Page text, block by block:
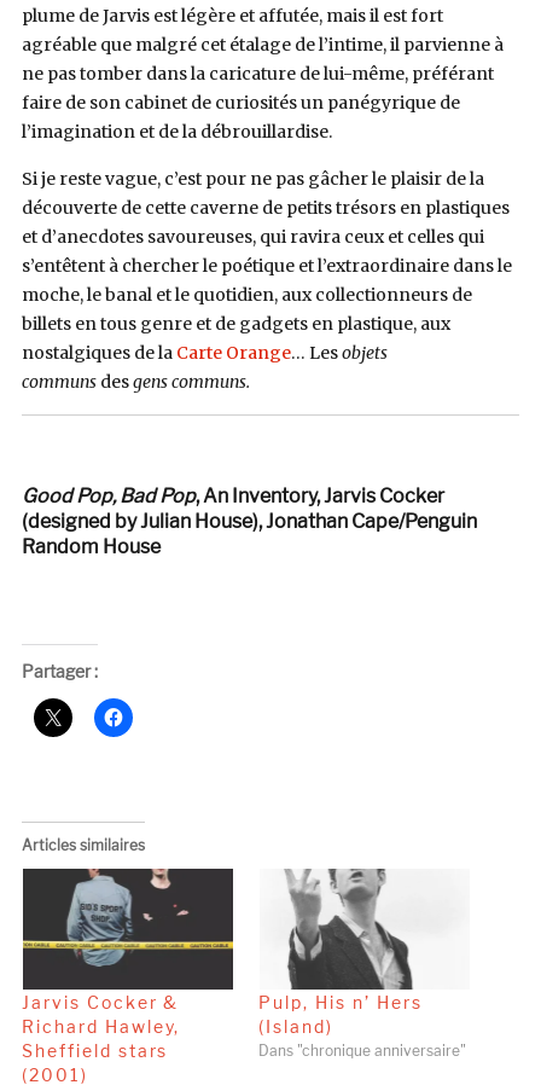
plume de Jarvis est légère et affutée, mais il est fort
agréable que malgré cet étalage de l’intime, il parvienne à
ne pas tomber dans la caricature de lui-même, préférant
faire de son cabinet de curiosités un panégyrique de
l’imagination et de la débrouillardise.
Si je reste vague, c’est pour ne pas gâcher le plaisir de la
découverte de cette caverne de petits trésors en plastiques
et d’anecdotes savoureuses, qui ravira ceux et celles qui
s’entêtent à chercher le poétique et l’extraordinaire dans le
moche, le banal et le quotidien, aux collectionneurs de
billets en tous genre et de gadgets en plastique, aux
nostalgiques de la Carte Orange… Lesobjets
communs desgens communs.
Good Pop, Bad Pop, An Inventory, Jarvis Cocker
(designed by Julian House), Jonathan Cape/Penguin
Random House
Partager :
Articles similaires
Jarvis Cocker &
Richard Hawley,
Sheffield stars
(2001)
Pulp, His n’ Hers
(Island)
Dans "chronique anniversaire"